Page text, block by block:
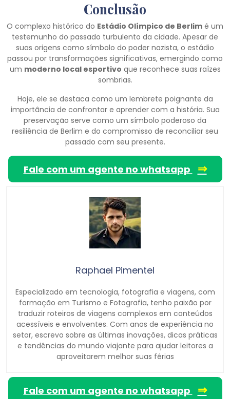
Conclusão
O complexo histórico do Estádio Olímpico de Berlim é um
testemunho do passado turbulento da cidade. Apesar de
suas origens como símbolo do poder nazista, o estádio
passou por transformações significativas, emergindo como
um moderno local esportivo que reconhece suas raízes
sombrias.
Hoje, ele se destaca como um lembrete poignante da
importância de confrontar e aprender com a história. Sua
preservação serve como um símbolo poderoso da
resiliência de Berlim e do compromisso de reconciliar seu
passado com seu presente.
Fale com um agente no whatsapp ⇒
Raphael Pimentel
Especializado em tecnologia, fotografia e viagens, com
formação em Turismo e Fotografia, tenho paixão por
traduzir roteiros de viagens complexos em conteúdos
acessíveis e envolventes. Com anos de experiência no
setor, escrevo sobre as últimas inovações, dicas práticas
e tendências do mundo viajante para ajudar leitores a
aproveitarem melhor suas férias
Fale com um agente no whatsapp ⇒